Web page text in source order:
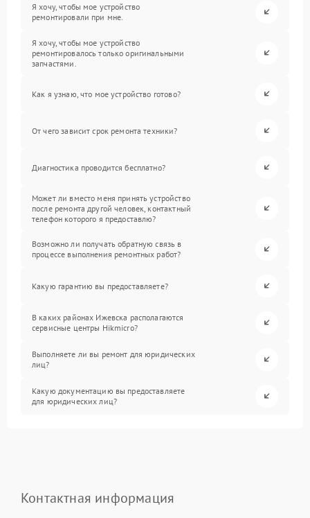
Я хочу, чтобы мое устройство
ремонтировали при мне.
Я хочу, чтобы мое устройство
ремонтировалось только оригинальными
запчастями.
Как я узнаю, что мое устройство готово?
От чего зависит срок ремонта техники?
Диагностика проводится бесплатно?
Может ли вместо меня принять устройство
после ремонта другой человек, контактный
телефон которого я предоставлю?
Возможно ли получать обратную связь в
процессе выполнения ремонтных работ?
Какую гарантию вы предоставляете?
В каких районах Ижевска располагаются
сервисные центры Hikmicro?
Выполняете ли вы ремонт для юридических
лиц?
Какую документацию вы предоставляете
для юридических лиц?
Контактная информация